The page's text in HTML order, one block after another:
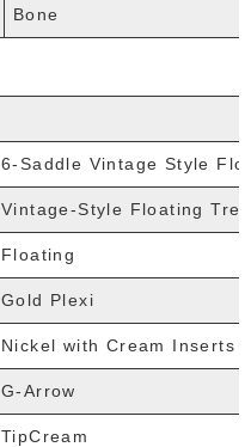
Bone
6-Saddle Vintage Style
Vintage-Style Floating
Floating
Gold Plexi
Nickel with Cream Inserts
G-Arrow
TipCream